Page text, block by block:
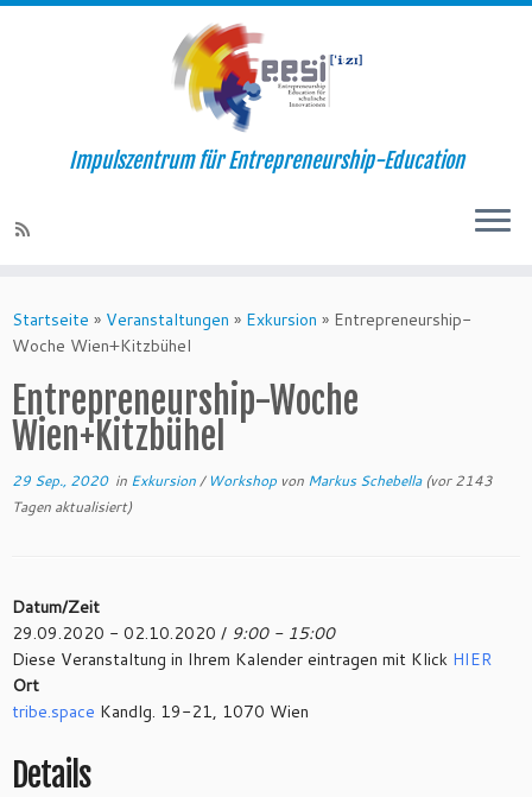
Impulszentrum für Entrepreneurship-Education
Startseite » Veranstaltungen » Exkursion » Entrepreneurship-
Woche Wien+Kitzbühel
Entrepreneurship-Woche
Wien+Kitzbühel
29 Sep., 2020in Exkursion/ Workshop von Markus Schebella(vor 2143
Tagen aktualisiert)
Datum/Zeit
29.09.2020 - 02.10.2020 / 9:00 - 15:00
Diese Veranstaltung in Ihrem Kalender eintragen mit Klick HIER
Ort
tribe.space Kandlg. 19-21, 1070 Wien
Details